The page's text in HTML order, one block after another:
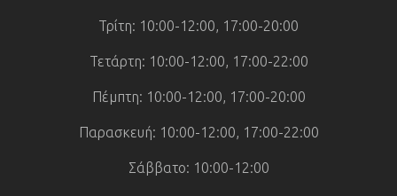
Τρίτη: 10:00-12:00, 17:00-20:00
Τετάρτη: 10:00-12:00, 17:00-22:00
Πέμπτη: 10:00-12:00, 17:00-20:00
Παρασκευή: 10:00-12:00, 17:00-22:00
Σάββατο: 10:00-12:00